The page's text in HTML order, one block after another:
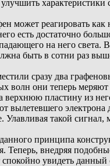
улучшить
может реагировать
есть достаточно
на него света.
быть в сотни раз
сразу два
волн они теперь
верхнюю пластину из
вылетевшего
Улавливая такой
принципа
Теперь, внедряя
увидеть данный